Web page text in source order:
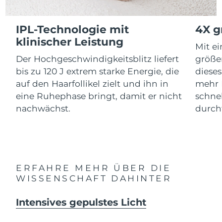
IPL-Technologie mit
klinischer Leistung
Der Hochgeschwindigkeitsblitz liefert
bis zu 120 J extrem starke Energie, die
auf den Haarfollikel zielt und ihn in
eine Ruhephase bringt, damit er nicht
nachwächst.
4X
Mit
mehr
ERFAHRE MEHR ÜBER DIE
WISSENSCHAFT DAHINTER
Intensives gepulstes Licht
For healthy hair
18% PAP
Kosmetik Männer
Kaufe alles
Israel Erwartete Lieferung 8/13/26
Italien Erwartete Lieferung 8/9/26
Japan
Jersey 8/14/26
Lettland Erwartete Lieferung
Libanon Erwartete Lieferung